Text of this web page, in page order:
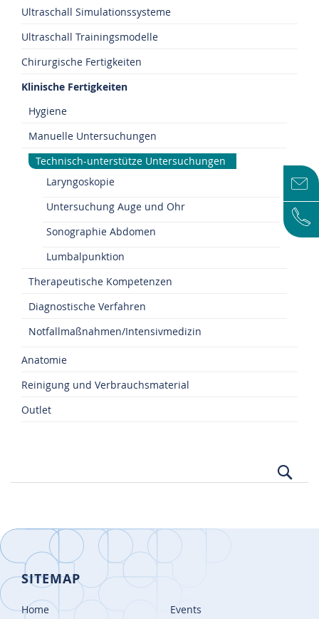
Ultraschall Simulationssysteme
Ultraschall Trainingsmodelle
Chirurgische Fertigkeiten
Klinische Fertigkeiten
Hygiene
Manuelle Untersuchungen
Technisch-unterstütze Untersuchungen
Laryngoskopie
Untersuchung Auge und Ohr
Sonographie Abdomen
Lumbalpunktion
Therapeutische Kompetenzen
Diagnostische Verfahren
Notfallmaßnahmen/Intensivmedizin
Anatomie
Reinigung und Verbrauchsmaterial
Outlet
SITEMAP
Home
Events